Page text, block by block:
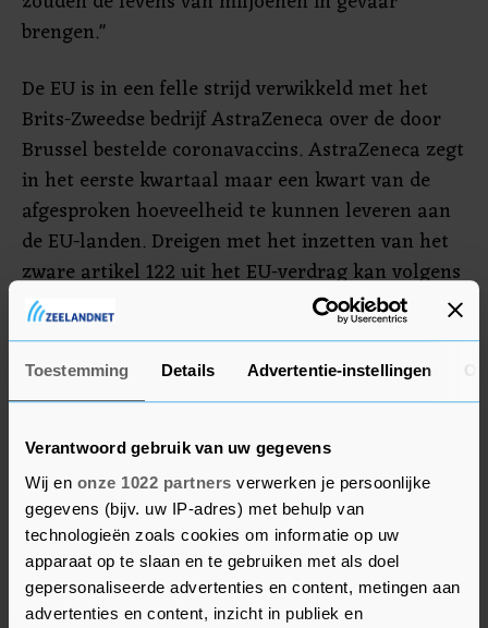
Toestemming Details Advertentie-instellingen
Verantwoord gebruik van uw gegevens
Wij en onze 1022 partners verwerken je persoonlijke
gegevens (bijv. uw IP-adres) met behulp van
technologieën zoals cookies om informatie op uw
apparaat op te slaan en te gebruiken met als doel
gepersonaliseerde advertenties en content, metingen aan
advertenties en content, inzicht in publiek en
brengen."
De EU is in een felle strijd verwikkeld met het
Brits-Zweedse bedrijf AstraZeneca over de door
Brussel bestelde coronavaccins. AstraZeneca zegt
in het eerste kwartaal maar een kwart van de
afgesproken hoeveelheid te kunnen leveren aan
de EU-landen. Dreigen met het inzetten van het
zware artikel 122 uit het EU-verdrag kan volgens
ingewijden als laatste drukmiddel dienen als de
gesprekken met de farmaceut niet tot een
oplossing leiden.
van het vaccin, waarvan er 11,6 miljoen naar
Nederland zouden gaan.